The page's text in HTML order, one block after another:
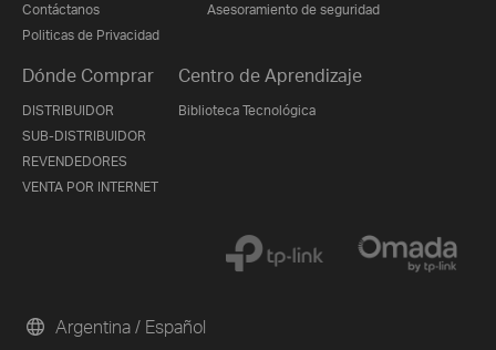
Contáctanos
Politicas de Privacidad
Asesoramiento de seguridad
Dónde Comprar
DISTRIBUIDOR
SUB-DISTRIBUIDOR
REVENDEDORES
VENTA POR INTERNET
Centro de Aprendizaje
Biblioteca Tecnológica
Argentina / Español